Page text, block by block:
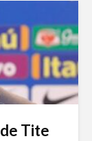
Tite